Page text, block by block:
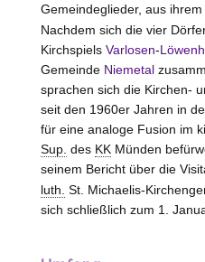
Gemeindeglieder, aus ihrem
Nachdem sich die vier
Kirchspiels Varlosen-
Gemeinde Niemetal
sprachen sich die Kirchen-
seit den 1960er Jahren in
für eine analoge Fusion im
Sup. des KK Münden
seinem Bericht über die
luth. St. Michaelis-
sich schließlich zum 1.